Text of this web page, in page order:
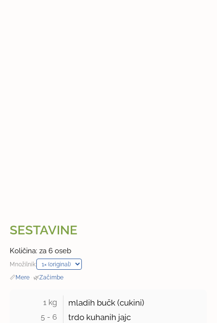
SESTAVINE
Količina: za 6 oseb
Množilnik:
📏Mere · 🌿Začimbe
1 kg mladih bučk (cukini)
5 - 6 trdo kuhanih jajc